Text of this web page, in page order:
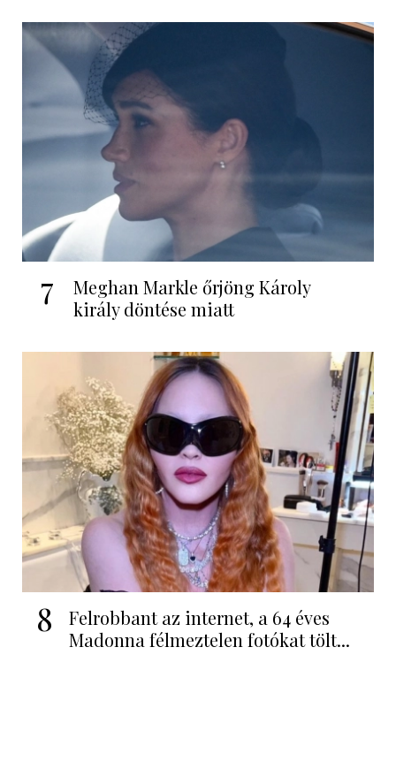
7
Meghan Markle őrjöng Károly
király döntése miatt
8
Felrobbant az internet, a 64 éves
Madonna félmeztelen fotókat tölt...